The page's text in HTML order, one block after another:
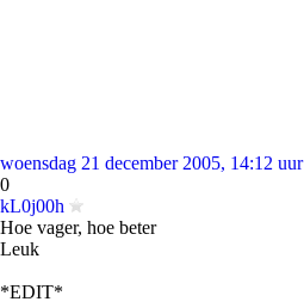
woensdag 21 december 2005, 14:12 uur
0
kL0j00h
Hoe vager, hoe beter
Leuk
*EDIT*